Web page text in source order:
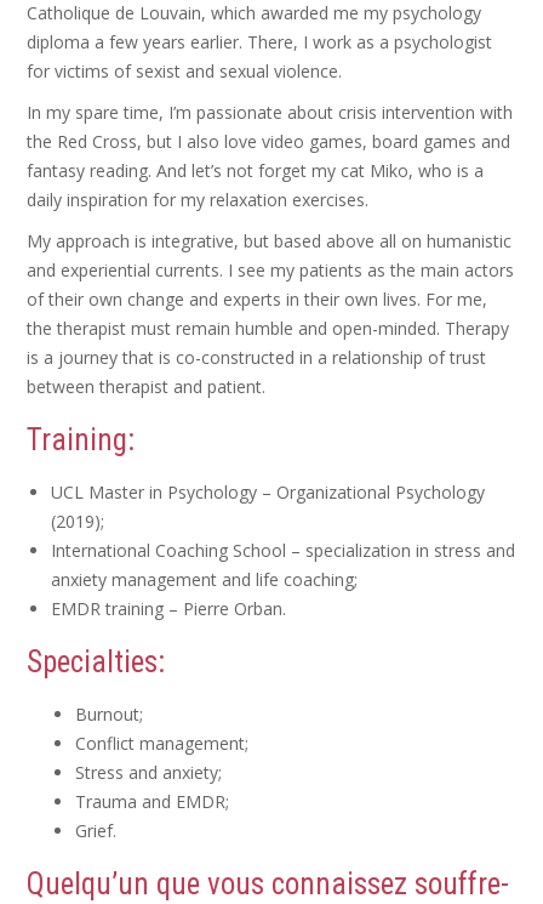
Catholique de Louvain, which awarded me my psychology
diploma a few years earlier. There, I work as a psychologist
for victims of sexist and sexual violence.
In my spare time, I’m passionate about crisis intervention with
the Red Cross, but I also love video games, board games and
fantasy reading. And let’s not forget my cat Miko, who is a
daily inspiration for my relaxation exercises.
My approach is integrative, but based above all on humanistic
and experiential currents. I see my patients as the main actors
of their own change and experts in their own lives. For me,
the therapist must remain humble and open-minded. Therapy
is a journey that is co-constructed in a relationship of trust
between therapist and patient.
Training:
UCL Master in Psychology – Organizational Psychology
(2019);
International Coaching School – specialization in stress and
anxiety management and life coaching;
EMDR training – Pierre Orban.
Specialties:
Burnout;
Conflict management;
Stress and anxiety;
Trauma and EMDR;
Grief.
Quelqu’un que vous connaissez souffre-